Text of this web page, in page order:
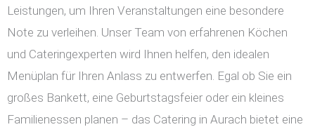
Leistungen, um Ihren Veranstaltungen eine besondere
Note zu verleihen. Unser Team von erfahrenen Köchen
und Cateringexperten wird Ihnen helfen, den idealen
Menüplan für Ihren Anlass zu entwerfen. Egal ob Sie ein
großes Bankett, eine Geburtstagsfeier oder ein kleines
Familienessen planen – das Catering in Aurach bietet eine